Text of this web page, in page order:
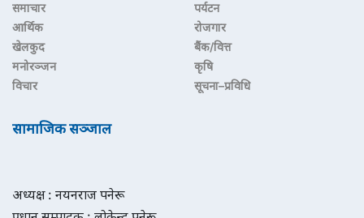
समाचार
आर्थिक
खेलकुद
मनोरञ्जन
विचार
पर्यटन
रोजगार
बैंक/वित्त
कृषि
सूचना–प्रविधि
सामाजिक सञ्जाल
अध्यक्ष : नयनराज पनेरू